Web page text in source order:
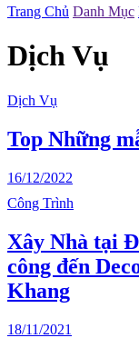
Trang Chủ Danh Mục
Dịch Vụ
Dịch Vụ
Top Những
16/12/2022
Công Trình
Xây Nhà tại
công đến
Khang
18/11/2021